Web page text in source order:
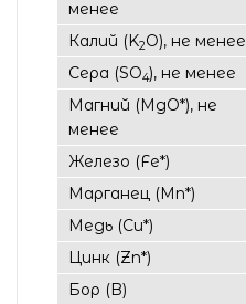
менее
Калий (K2O), не менее
Сера (SO4), не менее
Магний (МgO*), не
менее
Железо (Fe*)
Марганец (Мn*)
Медь (Cu*)
Цинк (Zn*)
Бор (B)